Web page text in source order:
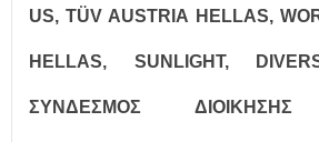
US, TÜV AUSTRIA HELLAS,
HELLAS, SUNLIGHT,
ΣΥΝΔΕΣΜΟΣ ΔΙΟΙΚΗΣΗΣ